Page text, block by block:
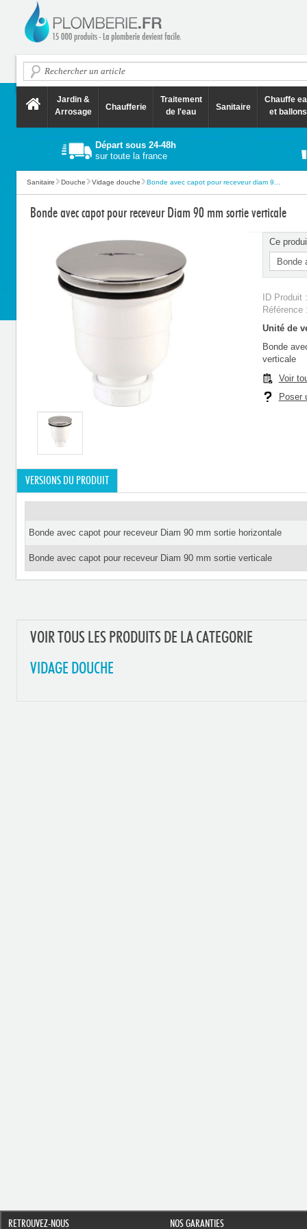
Jardin &
Arrosage
Chaufferie
Traitement
de l'eau
Sanitaire
Chauffe
et ballons
Départ sous 24-48h
sur toute la france
Sanitaire Douche Vidage douche Bonde avec capot pour receveur diam 9...
Bonde avec capot pour receveur Diam 90 mm sortie verticale
Ce
ID Produit
Unité de
Bonde
verticale
Voir
Poser
VERSIONS DU PRODUIT
Bonde avec capot pour receveur Diam 90 mm sortie horizontale
Bonde avec capot pour receveur Diam 90 mm sortie verticale
VOIR TOUS LES PRODUITS DE LA CATEGORIE
VIDAGE DOUCHE
RETROUVEZ-NOUS NOS GARANTIES